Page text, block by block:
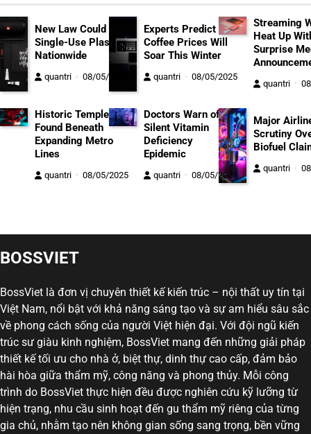
New Law Could Ban
Single-Use Plastics
Nationwide
quantri 08/05/2025
Experts Predict
Coffee Prices Will
Soar This Winter
quantri 08/05/2025
Streaming
Heat Up
Surprise
quantri
Historic Temple
Found Beneath
Expanding Metro
Lines
quantri 08/05/2025
Doctors Warn of
Silent Vitamin
Deficiency
Epidemic
quantri 08/05/2025
Major
Scrutiny
Biofuel
quantri
BOSSVIET
BossViet là đơn vị chuyên thiết kế kiến trúc – nội thất uy tín tại
Việt Nam, nổi bật với khả năng sáng tạo và sự am hiểu sâu sắc
về phong cách sống của người Việt hiện đại. Với đội ngũ kiến
trúc sư giàu kinh nghiệm, BossViet mang đến những giải pháp
thiết kế tối ưu cho nhà ở, biệt thự, dinh thự cao cấp, đảm bảo
hài hòa giữa thẩm mỹ, công năng và phong thủy. Mỗi công
trình do BossViet thực hiện đều được nghiên cứu kỹ lưỡng từ
hiện trạng, nhu cầu sinh hoạt đến gu thẩm mỹ riêng của từng
gia chủ, nhằm tạo nên không gian sống sang trọng, bền vững